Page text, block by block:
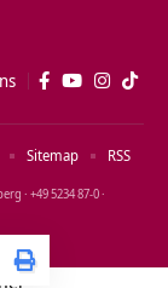
· +49 5234 87‑0 ·
Sitemap RSS